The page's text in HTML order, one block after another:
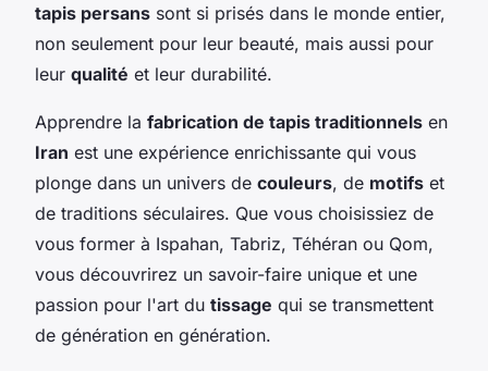
tapis persans sont si prisés dans le monde entier,
non seulement pour leur beauté, mais aussi pour
leur qualité et leur durabilité.
Apprendre la fabrication de tapis traditionnels en
Iran est une expérience enrichissante qui vous
plonge dans un univers de couleurs, de motifs et
de traditions séculaires. Que vous choisissiez de
vous former à Ispahan, Tabriz, Téhéran ou Qom,
vous découvrirez un savoir-faire unique et une
passion pour l'art du tissage qui se transmettent
de génération en génération.